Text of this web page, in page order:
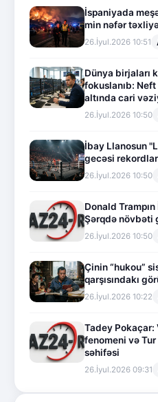
İspaniyada
min nəfər
26.İyul.2026 10:51
Dünya birjaları
fokuslanıb:
altında cari
26.İyul.2026 10:50
İbay Llanosun
gecəsi
26.İyul.2026 10:50
Donald
Şərqdə növbəti
26.İyul.2026 10:50
Çinin “hukou”
qarşısındakı
26.İyul.2026 10:22
Tadey Pokaçar:
fenomeni və Tur
səhifəsi
26.İyul.2026 09:31